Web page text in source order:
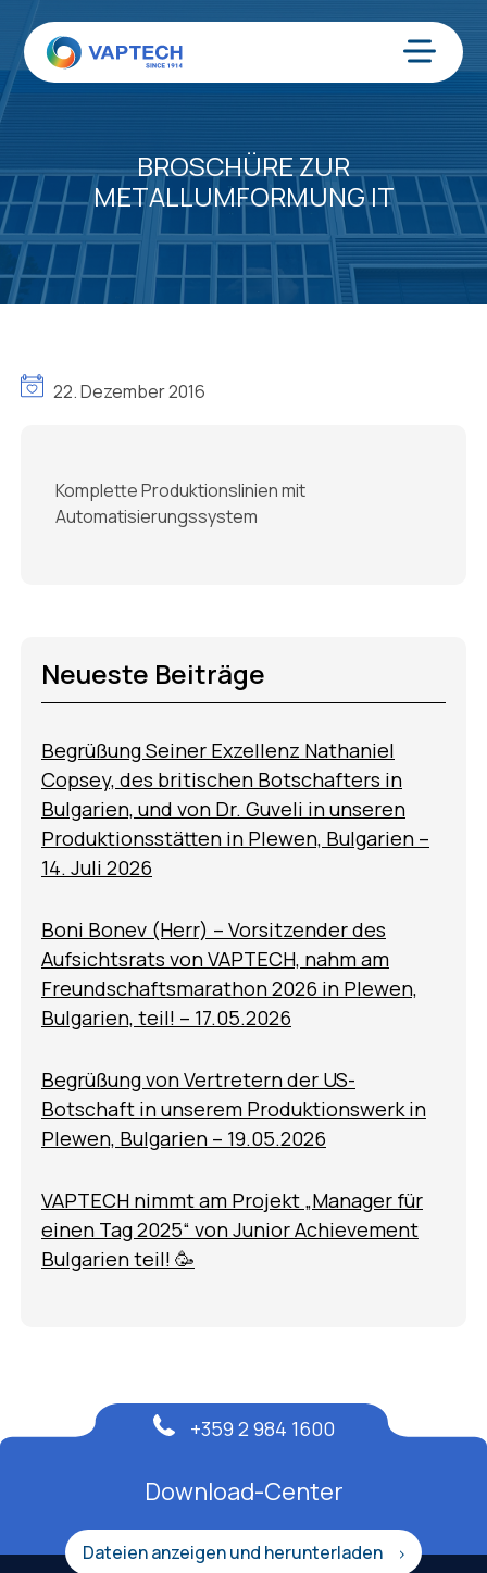
Inhalt
springen
Menü
BROSCHÜRE ZUR
METALLUMFORMUNG IT
22. Dezember 2016
Komplette Produktionslinien mit
Automatisierungssystem
Neueste Beiträge
Begrüßung Seiner Exzellenz Nathaniel
Copsey, des britischen Botschafters in
Bulgarien, und von Dr. Guveli in unseren
Produktionsstätten in Plewen, Bulgarien –
14. Juli 2026
Boni Bonev (Herr) – Vorsitzender des
Aufsichtsrats von VAPTECH, nahm am
Freundschaftsmarathon 2026 in Plewen,
Bulgarien, teil! – 17.05.2026
Begrüßung von Vertretern der US-
Botschaft in unserem Produktionswerk in
Plewen, Bulgarien – 19.05.2026
VAPTECH nimmt am Projekt „Manager für
einen Tag 2025“ von Junior Achievement
Bulgarien teil! 🥳
Download-Center
Dateien anzeigen und herunterladen
+359 2 984 1600